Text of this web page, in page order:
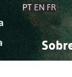
PT EN FR